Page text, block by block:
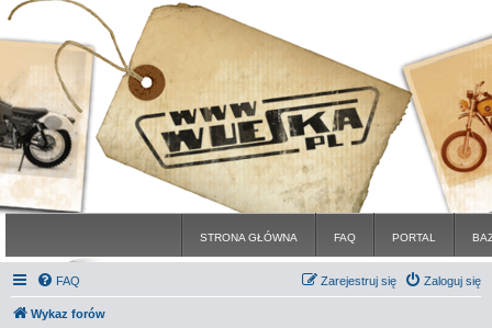
STRONA GŁÓWNA FAQ PORTAL
FAQ Zaloguj się
Zarejestruj się
Wykaz forów